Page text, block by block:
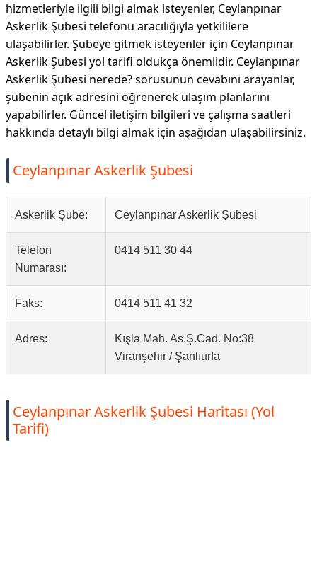
hizmetleriyle ilgili bilgi almak isteyenler, Ceylanpınar
Askerlik Şubesi telefonu aracılığıyla yetkililere
ulaşabilirler. Şubeye gitmek isteyenler için Ceylanpınar
Askerlik Şubesi yol tarifi oldukça önemlidir. Ceylanpınar
Askerlik Şubesi nerede? sorusunun cevabını arayanlar,
şubenin açık adresini öğrenerek ulaşım planlarını
yapabilirler. Güncel iletişim bilgileri ve çalışma saatleri
hakkında detaylı bilgi almak için aşağıdan ulaşabilirsiniz.
Ceylanpınar Askerlik Şubesi
Askerlik Şube: Ceylanpınar Askerlik Şubesi
Telefon
Numarası:
0414 511 30 44
Faks: 0414 511 41 32
Adres:
Kışla Mah. As.Ş.Cad. No:38
Viranşehir / Şanlıurfa
Ceylanpınar Askerlik Şubesi Haritası (Yol
Tarifi)